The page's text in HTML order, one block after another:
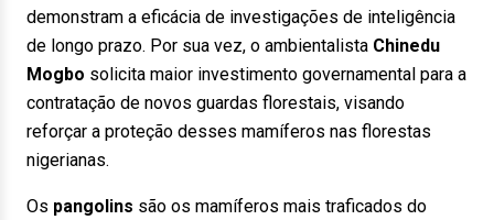
demonstram a eficácia de investigações de inteligência
de longo prazo. Por sua vez, o ambientalista Chinedu
Mogbo solicita maior investimento governamental para a
contratação de novos guardas florestais, visando
reforçar a proteção desses mamíferos nas florestas
nigerianas.
Os pangolins são os mamíferos mais traficados do